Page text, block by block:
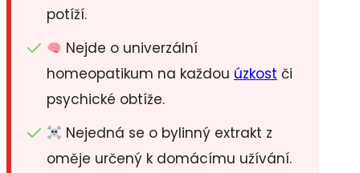
potíží.
Nejde o univerzální
homeopatikum na každou úzkost či
psychické obtíže.
Nejedná se o bylinný extrakt z
oměje určený k domácímu užívání.